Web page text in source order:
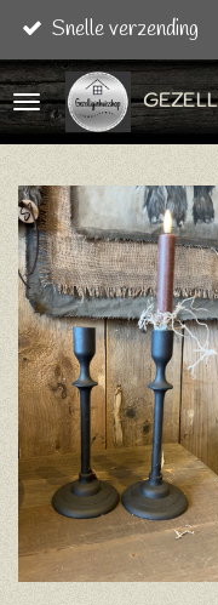
Ga
direct
naar
de
hoofdinhoud
Snelle verzending